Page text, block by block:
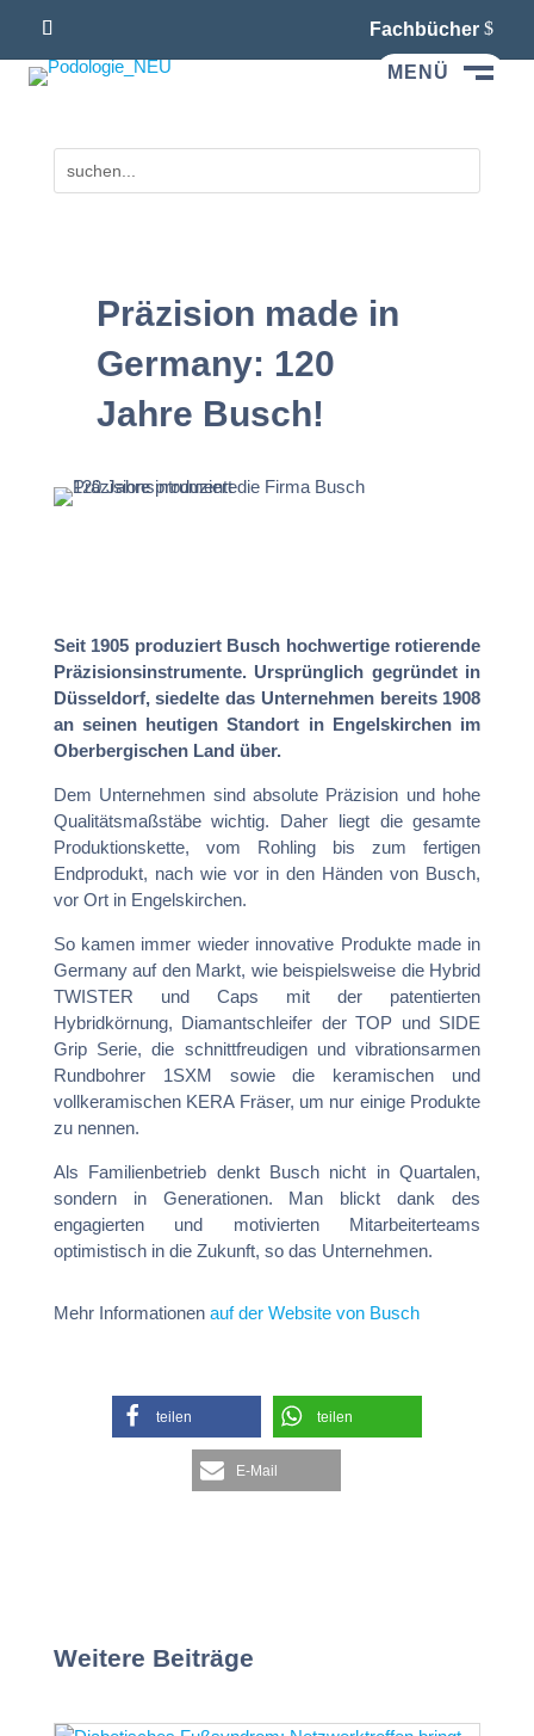
Fachbücher
MENÜ
Präzision made in
Germany: 120
Jahre Busch!
Seit 1905 produziert Busch hochwertige rotierende
Präzisionsinstrumente. Ursprünglich gegründet in
Düsseldorf, siedelte das Unternehmen bereits 1908
an seinen heutigen Standort in Engelskirchen im
Oberbergischen Land über.
Dem Unternehmen sind absolute Präzision und hohe
Qualitätsmaßstäbe wichtig. Daher liegt die gesamte
Produktionskette, vom Rohling bis zum fertigen
Endprodukt, nach wie vor in den Händen von Busch,
vor Ort in Engelskirchen.
So kamen immer wieder innovative Produkte made in
Germany auf den Markt, wie beispielsweise die Hybrid
TWISTER und Caps mit der patentierten
Hybridkörnung, Diamantschleifer der TOP und SIDE
Grip Serie, die schnittfreudigen und vibrationsarmen
Rundbohrer 1SXM sowie die keramischen und
vollkeramischen KERA Fräser, um nur einige Produkte
zu nennen.
Als Familienbetrieb denkt Busch nicht in Quartalen,
sondern in Generationen. Man blickt dank des
engagierten und motivierten Mitarbeiterteams
optimistisch in die Zukunft, so das Unternehmen.
Mehr Informationen auf der Website von Busch
teilen teilen
E-Mail
Weitere Beiträge